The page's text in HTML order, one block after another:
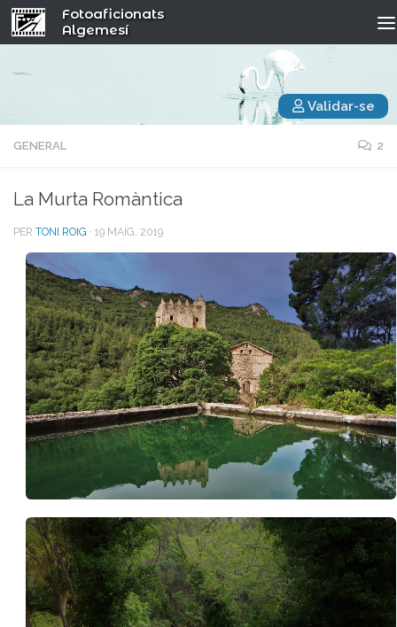
Fotoaficionats
Algemesí
Validar-se
GENERAL 2
La Murta Romàntica
PER TONI ROIG · 19 MAIG, 2019